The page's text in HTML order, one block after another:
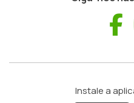
Instale a